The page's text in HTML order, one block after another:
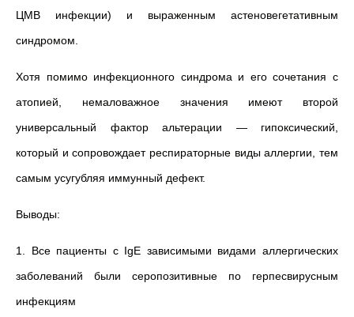
ЦМВ инфекции) и выраженным астеновегетативным
синдромом.
Хотя помимо инфекционного синдрома и его сочетания с
атопией, немаловажное значения имеют второй
универсальный фактор альтерации — гипоксический,
который и сопровождает респираторные виды аллергии, тем
самым усугубляя иммунный дефект.
Выводы:
1. Все пациенты с IgE зависимыми видами аллергических
заболеваний были серопозитивные по герпесвирусным
инфекциям